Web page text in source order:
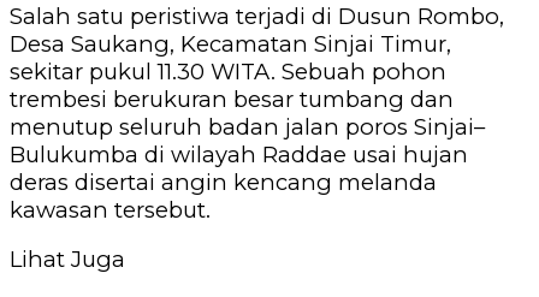
‎Salah satu peristiwa terjadi di Dusun Rombo,
Desa Saukang, Kecamatan Sinjai Timur,
sekitar pukul 11.30 WITA. Sebuah pohon
trembesi berukuran besar tumbang dan
menutup seluruh badan jalan poros Sinjai–
Bulukumba di wilayah Raddae usai hujan
deras disertai angin kencang melanda
kawasan tersebut.
Lihat Juga